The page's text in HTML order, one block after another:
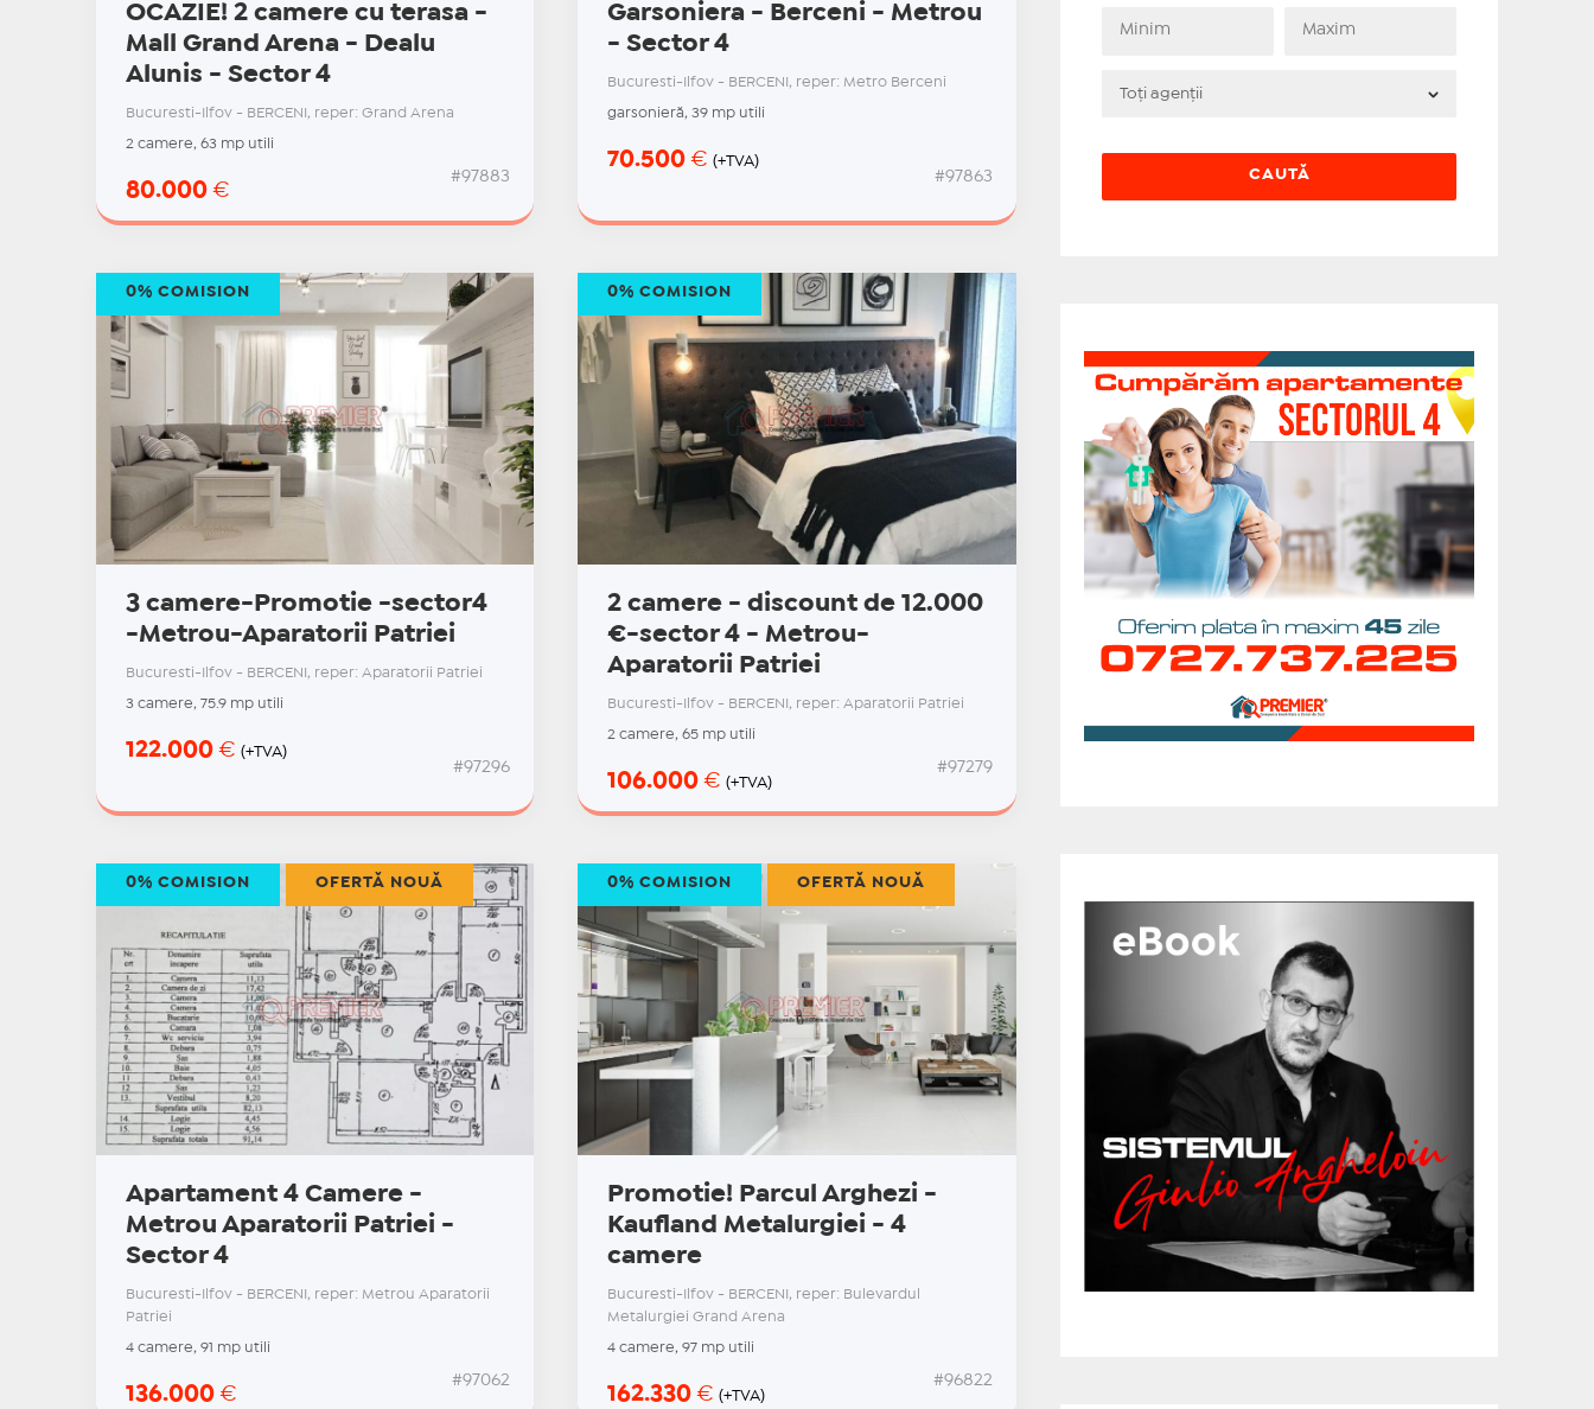
OCAZIE! 2 camere cu terasa -
Mall Grand Arena - Dealu
Alunis - Sector 4
Bucuresti-Ilfov - BERCENI, reper: Grand Arena
2 camere, 63 mp utili
80.000 €
#97883
Garsoniera - Berceni - Metrou
- Sector 4
Bucuresti-Ilfov - BERCENI, reper: Metro Berceni
garsonieră, 39 mp utili
70.500€ (+TVA)
#97863
3 camere-Promotie -sector4
-Metrou-Aparatorii Patriei
Bucuresti-Ilfov - BERCENI, reper: Aparatorii Patriei
3 camere, 75.9 mp utili
122.000 € (+TVA)
#97296
0% COMISION
2 camere - discount de 12.000
€-sector 4 - Metrou-
Aparatorii Patriei
Bucuresti-Ilfov - BERCENI, reper: Aparatorii Patriei
2 camere, 65 mp utili
106.000€ (+TVA)
#97279
0% COMISION
Apartament 4 Camere -
Metrou Aparatorii Patriei -
Sector 4
Bucuresti-Ilfov - BERCENI, reper: Metrou Aparatorii
Patriei
4 camere, 91 mp utili
136.000 €
#97062
0% COMISION OFERTĂ NOUĂ
Promotie! Parcul Arghezi -
Kaufland Metalurgiei - 4
camere
Bucuresti-Ilfov - BERCENI, reper: Bulevardul
Metalurgiei Grand Arena
4 camere, 97 mp utili
162.330€ (+TVA)
#96822
0% COMISION OFERTĂ NOUĂ